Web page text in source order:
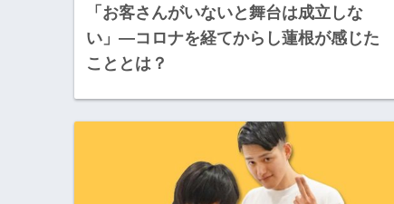
「お客さんがいないと舞台は成立しな
い」―コロナを経てからし蓮根が感じた
こととは？